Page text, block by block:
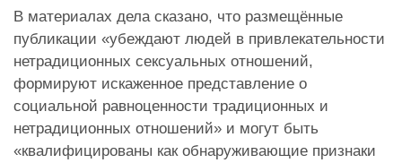
В материалах дела сказано, что размещённые
публикации «убеждают людей в привлекательности
нетрадиционных сексуальных отношений,
формируют искаженное представление о
социальной равноценности традиционных и
нетрадиционных отношений» и могут быть
«квалифицированы как обнаруживающие признаки